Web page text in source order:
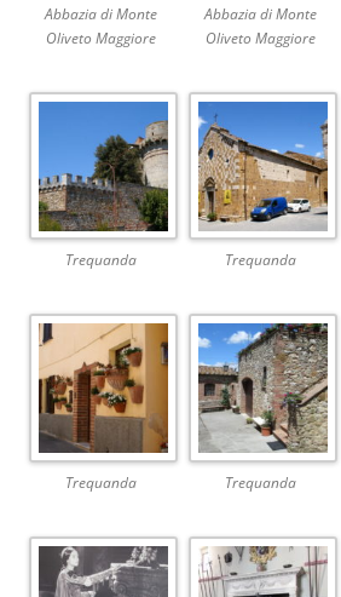
Abbazia di Monte
Oliveto Maggiore
Abbazia di Monte
Oliveto Maggiore
Trequanda Trequanda
Trequanda Trequanda